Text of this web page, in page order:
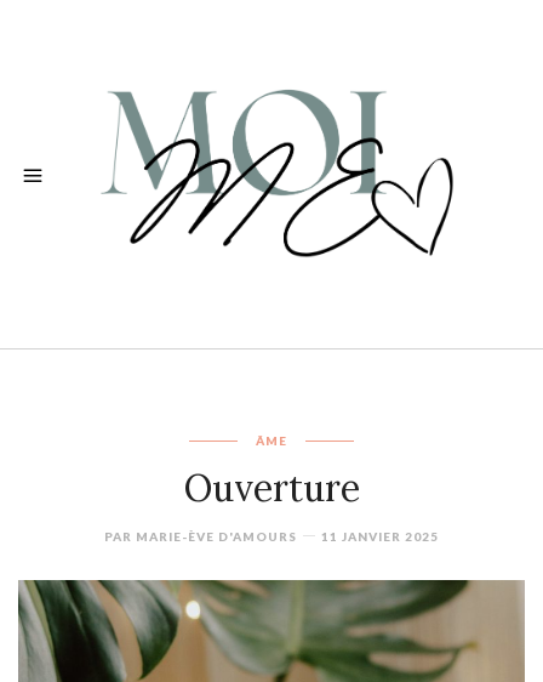
ÂME
Ouverture
PAR MARIE-ÈVE D'AMOURS 11 JANVIER 2025